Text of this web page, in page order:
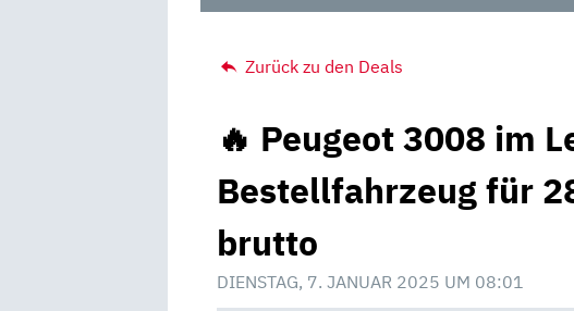
Zurück zu den Deals
🔥 Peugeot 3008 im
Bestellfahrzeug für
brutto
DIENSTAG, 7. JANUAR 2025 UM 08:01